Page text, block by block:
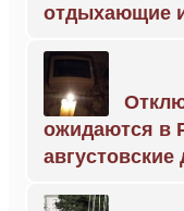
отдыхающие
ожидаются в
августовские